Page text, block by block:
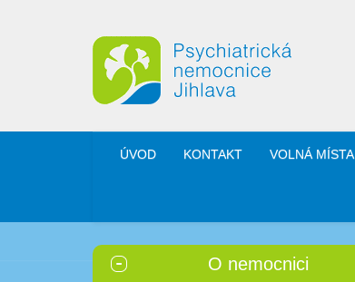
ÚVOD KONTAKT VOLNÁ MÍSTA
O nemocnici